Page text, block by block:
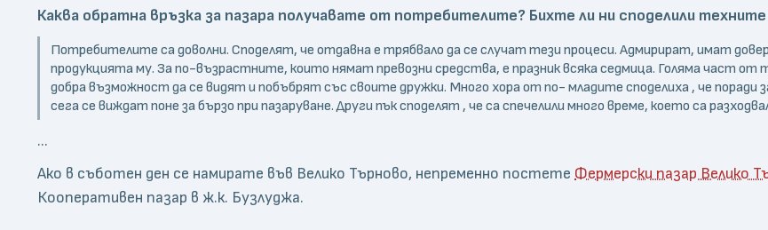
Каква обратна връзка за пазара получавате от потребителите? Бихте ли ни споделили
Потребителите са доволни. Споделят, че отдавна е трябвало да се случат тези процеси. Адмирират, имат
продукцията му. За по-възрастните, които нямат превозни средства, е празник всяка седмица. Голяма част от
добра възможност да се видят и побъбрят със своите дружки. Много хора от по- младите споделиха , че поради
сега се виждат поне за бързо при пазаруване. Други пък споделят , че са спечелили много време, което са
...
Ако в съботен ден се намирате във Велико Търново, непременно постете Фермерски пазар Велико
Кооперативен пазар в ж.к. Бузлуджа.